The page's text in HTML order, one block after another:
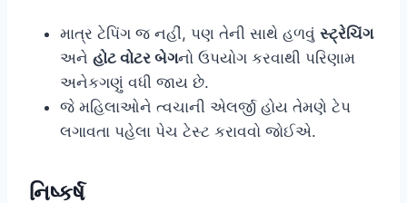
માત્ર ટેપિંગ જ નહીં, પણ તેની સાથે હળવું સ્ટ્રેચિંગ
અને હોટ વોટર બેગનો ઉપયોગ કરવાથી પરિણામ
અનેકગણું વધી જાય છે.
જે મહિલાઓને ત્વચાની એલર્જી હોય તેમણે ટેપ
લગાવતા પહેલા પેચ ટેસ્ટ કરાવવો જોઈએ.
નિષ્કર્ષ